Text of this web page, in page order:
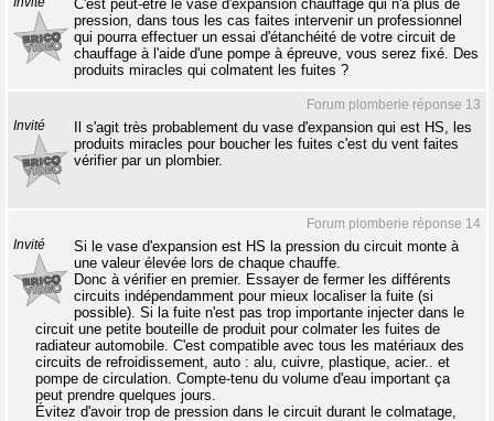
C'est peut-être le vase d'expansion chauffage qui n'a plus de
pression, dans tous les cas faites intervenir un professionnel
qui pourra effectuer un essai d'étanchéité de votre circuit de
chauffage à l'aide d'une pompe à épreuve, vous serez fixé. Des
produits miracles qui colmatent les fuites ?
Forum plomberie réponse 13
Invité
Il s'agit très probablement du vase d'expansion qui est HS, les
produits miracles pour boucher les fuites c'est du vent faites
vérifier par un plombier.
Forum plomberie réponse 14
Invité
Si le vase d'expansion est HS la pression du circuit monte à
une valeur élevée lors de chaque chauffe.
Donc à vérifier en premier. Essayer de fermer les différents
circuits indépendamment pour mieux localiser la fuite (si
possible). Si la fuite n'est pas trop importante injecter dans le
circuit une petite bouteille de produit pour colmater les fuites de
radiateur automobile. C'est compatible avec tous les matériaux des
circuits de refroidissement, auto : alu, cuivre, plastique, acier.. et
pompe de circulation. Compte-tenu du volume d'eau important ça
peut prendre quelques jours.
Évitez d'avoir trop de pression dans le circuit durant le colmatage,